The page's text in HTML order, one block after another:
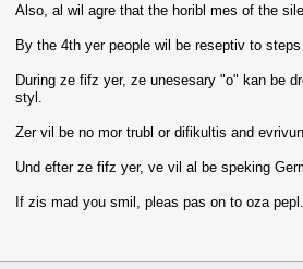
Also, al wil agre that the horibl mes of the
By the 4th yer people wil be reseptiv to
During ze fifz yer, ze unesesary "o" kan be
styl.
Zer vil be no mor trubl or difikultis and
Und efter ze fifz yer, ve vil al be speking
If zis mad you smil, pleas pas on to oza pepl.